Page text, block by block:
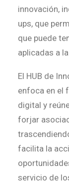
innovación,
ups, que
que puede
aplicadas a
El HUB de
enfoca en el
digital y
forjar
facilita la
servicio de